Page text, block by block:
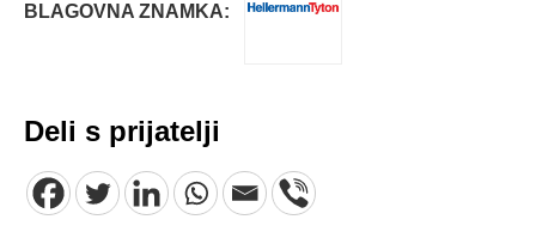
BLAGOVNA ZNAMKA:
Deli s prijatelji